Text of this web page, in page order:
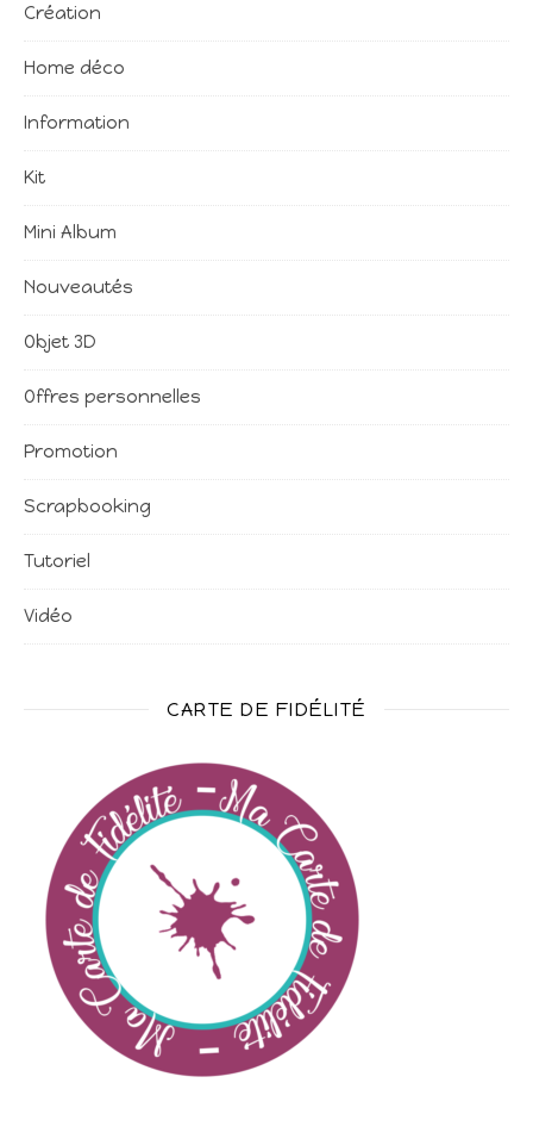
Création
Home déco
Information
Kit
Mini Album
Nouveautés
Objet 3D
Offres personnelles
Promotion
Scrapbooking
Tutoriel
Vidéo
CARTE DE FIDÉLITÉ